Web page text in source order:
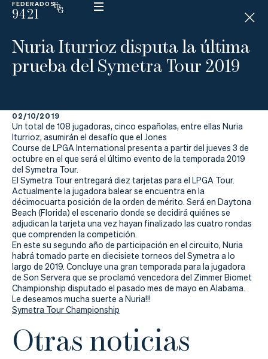
FEDERADOS
9421
ESP
N
D
C
La
Federación
Federarse
Jugar
Aprender
Actualidad
Tienda
Nuria Iturrioz disputa la última
prueba del Symetra Tour 2019
02/10/2019
Un total de 108 jugadoras, cinco españolas, entre ellas Nuria
Iturrioz, asumirán el desafío que el Jones
Course de LPGA International presenta a partir del jueves 3 de
octubre en el que será el último evento de la temporada 2019
del Symetra Tour.
El Symetra Tour entregará diez tarjetas para el LPGA Tour.
Actualmente la jugadora balear se encuentra en la
décimocuarta posición de la orden de mérito. Será en Daytona
Beach (Florida) el escenario donde se decidirá quiénes se
adjudican la tarjeta una vez hayan finalizado las cuatro rondas
que comprenden la competición.
En este su segundo año de participación en el circuito, Nuria
habrá tomado parte en diecisiete torneos del Symetra a lo
largo de 2019. Concluye una gran temporada para la jugadora
de Son Servera que se proclamó vencedora del Zimmer Biomet
Championship disputado el pasado mes de mayo en Alabama.
Le deseamos mucha suerte a Nuria!!!
Symetra Tour Championship
Otras noticias